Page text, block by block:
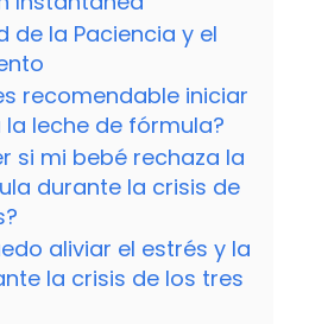
de la Paciencia y el
recomendable iniciar
leche de fórmula?
si mi bebé rechaza la
durante la crisis de
aliviar el estrés y la
la crisis de los tres